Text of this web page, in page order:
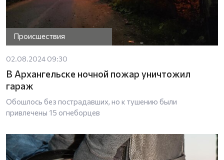
Происшествия
02.08.2024 09:30
В Архангельске ночной пожар уничтожил
гараж
Обошлось без пострадавших, но к тушению были
привлечены 15 огнеборцев